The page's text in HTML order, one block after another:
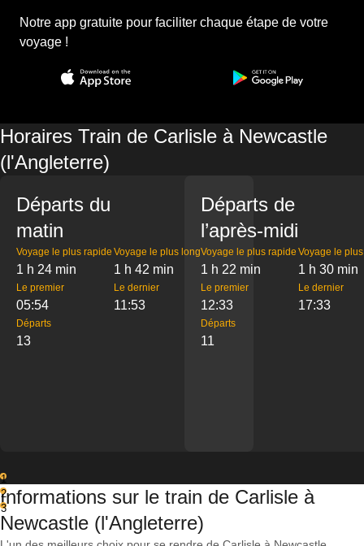
Notre app gratuite pour faciliter chaque étape de votre
voyage !
Horaires Train de Carlisle à Newcastle
(l'Angleterre)
Départs du
matin
Voyage le plus rapide
1 h 24 min
Voyage le plus long
1 h 42 min
Le premier
05:54
Le dernier
11:53
Départs
13
Départs de
l’après-midi
Voyage le plus rapide
1 h 22 min
Voyage le
1 h 30 min
Le premier
12:33
Le dernier
17:33
Départs
11
1
2
3
Informations sur le train de Carlisle à
Newcastle (l'Angleterre)